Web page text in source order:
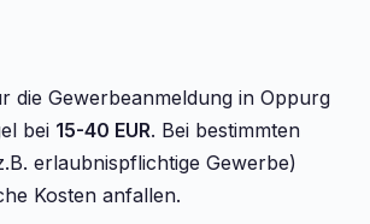
die Gewerbeanmeldung in Oppurg
bei 15-40 EUR. Bei bestimmten
erlaubnispflichtige Gewerbe)
Kosten anfallen.